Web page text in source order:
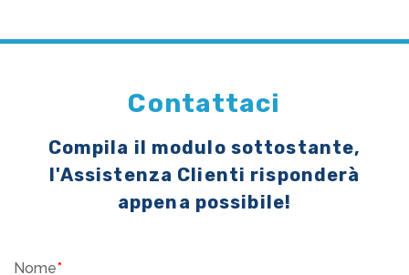
Contattaci
Compila il modulo sottostante,
l'Assistenza Clienti risponderà
appena possibile!